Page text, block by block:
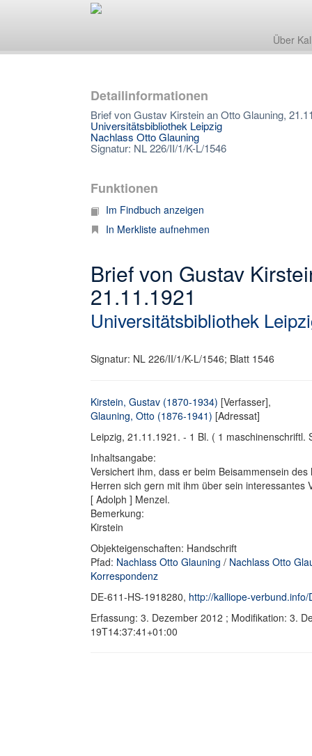
Über
Detailinformationen
Brief von Gustav Kirstein an Otto Glauning,
Universitätsbibliothek Leipzig
Nachlass Otto Glauning
Signatur: NL 226/II/1/K-L/1546
Funktionen
Im Findbuch anzeigen
In Merkliste aufnehmen
Brief von Gustav
21.11.1921
Universitätsbibliothek
Signatur: NL 226/II/1/K-L/1546; Blatt 1546
Kirstein, Gustav (1870-1934) [Verfasser],
Glauning, Otto (1876-1941) [Adressat]
Leipzig, 21.11.1921. - 1 Bl. ( 1 maschinenschriftl.
Inhaltsangabe:
Versichert ihm, dass er beim Beisammensein
Herren sich gern mit ihm über sein
[ Adolph ] Menzel.
Bemerkung:
Kirstein
Objekteigenschaften: Handschrift
Pfad: Nachlass Otto Glauning / Nachlass Otto
Korrespondenz
DE-611-HS-1918280, http://kalliope-
Erfassung: 3. Dezember 2012 ; Modifikation: 3.
19T14:37:41+01:00